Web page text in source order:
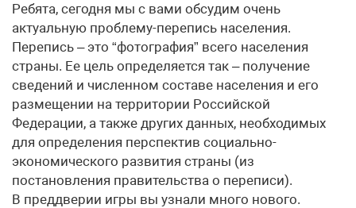
Ребята, сегодня мы с вами обсудим очень
актуальную проблему-перепись населения.
Перепись – это “фотография” всего населения
страны. Ее цель определяется так – получение
сведений и численном составе населения и его
размещении на территории Российской
Федерации, а также других данных, необходимых
для определения перспектив социально-
экономического развития страны (из
постановления правительства о переписи).
В преддверии игры вы узнали много нового.